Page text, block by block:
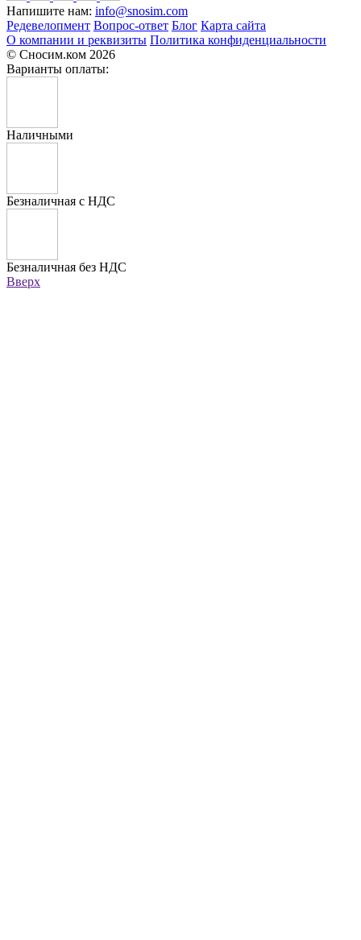
Напишите нам: info@snosim.com
Редевелопмент Вопрос-ответ Блог Карта сайта
О компании и реквизиты Политика конфиденциальности
© Сносим.ком 2026
Варианты оплаты:
Наличными
Безналичная с НДС
Безналичная без НДС
Вверх